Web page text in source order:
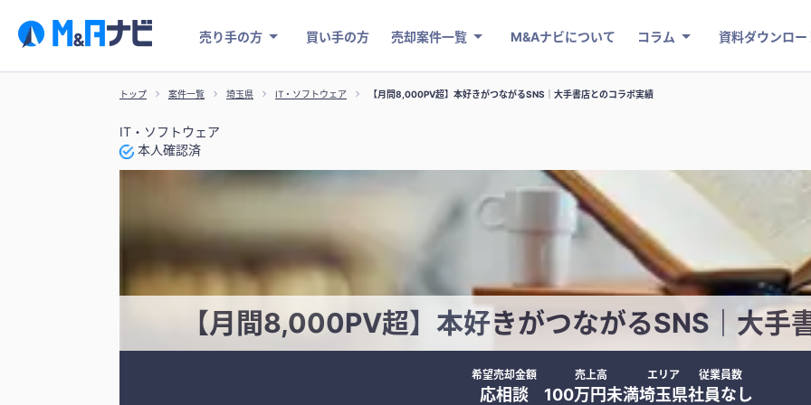
売り手の方 買い手の方 売却案件一覧 M&Aナビについて コラム 資料ダウンロー
トップ 案件一覧 埼玉県 IT・ソフトウェア 【月間8,000PV超】本好きがつながるSNS｜大手書店とのコラボ実績
IT・ソフトウェア
本人確認済
【月間8,000PV超】本好きがつながるSNS｜大手
希望売却金額
応相談
売上高
100万円未満
エリア
埼玉県
従業員数
社員なし